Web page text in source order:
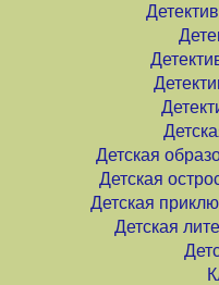
Детская
Детская
Детская
Детская